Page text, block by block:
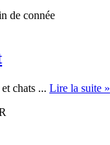
de connée
chats ... Lire la suite »